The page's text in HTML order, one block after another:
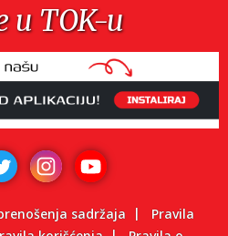
u TOK-u
sadržaja
Pravila